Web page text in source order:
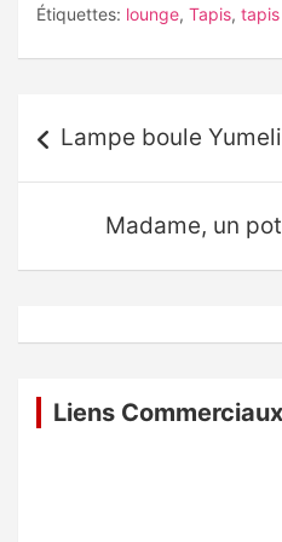
Étiquettes: lounge, Tapis,
de
l’article
Lampe boule
Madame, un
Liens Commerciaux